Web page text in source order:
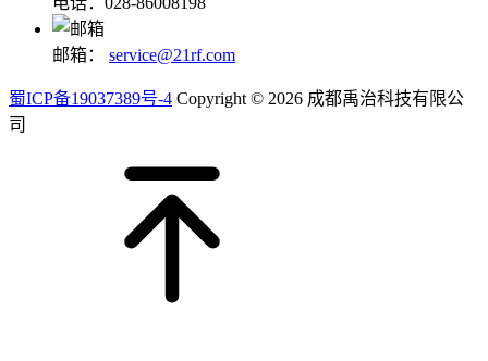
邮箱： service@21rf.com
蜀ICP备19037389号-4 Copyright © 2026 成都禹治科技有限公
司